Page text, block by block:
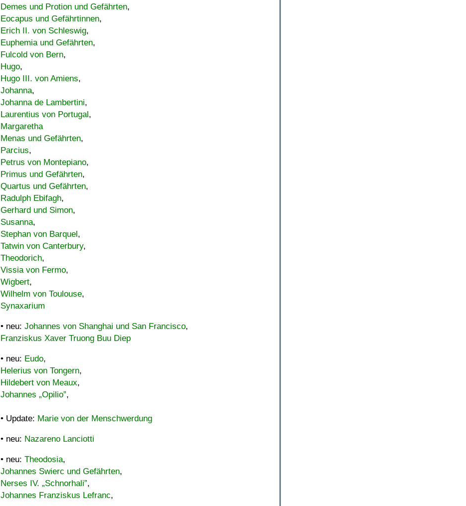
Demes und Protion und Gefährten,
Eocapus und Gefährtinnen,
Erich II. von Schleswig,
Euphemia und Gefährten,
Fulcold von Bern,
Hugo,
Hugo III. von Amiens,
Johanna,
Johanna de Lambertini,
Laurentius von Portugal,
Margaretha
Menas und Gefährten,
Parcius,
Petrus von Montepiano,
Primus und Gefährten,
Quartus und Gefährten,
Radulph Ebifagh,
Gerhard und Simon,
Susanna,
Stephan von Barquel,
Tatwin von Canterbury,
Theodorich,
Vissia von Fermo,
Wigbert,
Wilhelm von Toulouse,
Synaxarium
• neu: Johannes von Shanghai und San Francisco,
Franziskus Xaver Truong Buu Diep
• neu: Eudo,
Helerius von Tongern,
Hildebert von Meaux,
Johannes „Opilio”,
• Update: Marie von der Menschwerdung
• neu: Nazareno Lanciotti
• neu: Theodosia,
Johannes Swierc und Gefährten,
Nerses IV. „Schnorhali”,
Johannes Franziskus Lefranc,